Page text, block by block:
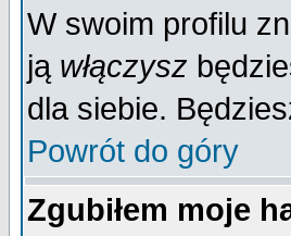
W swoim profilu
ją włączysz
dla siebie.
Powrót do góry
Zgubiłem moje